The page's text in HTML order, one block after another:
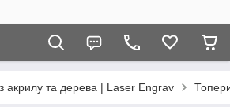
акрилу та дерева | Laser Engrav